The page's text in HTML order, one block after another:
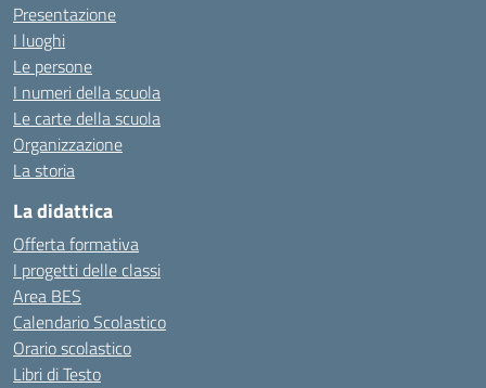
Presentazione
I luoghi
Le persone
I numeri della scuola
Le carte della scuola
Organizzazione
La storia
La didattica
Offerta formativa
I progetti delle classi
Area BES
Calendario Scolastico
Orario scolastico
Libri di Testo